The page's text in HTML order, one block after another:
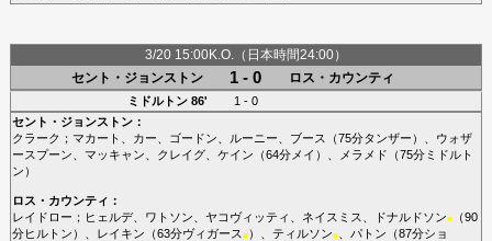
3/20 15:00K.O.（日本時間24:00）
セント・ジョンストン
1 - 0 ロス・カウンティ
ミドルトン86'
1 - 0
セント・ジョンストン：
クラーク ； マカート カー ゴードン ルーニー ブース （75分タンザー ）、 ウォザ
ースプーン
マッキャン クレイグ、 ケイン （64分メイ ）、 メラメド （75分ミドルト
ン ）
ロス・カウンティ ：
レイドロー ； ヒェルデ、 ワトソン ヤコヴィッティ ネイスミス ドナルドソン■（90
分ヒルトン ）、 レイキン （63分ヴィガース ■）、 ティルソン■、 パトン （87分ショ